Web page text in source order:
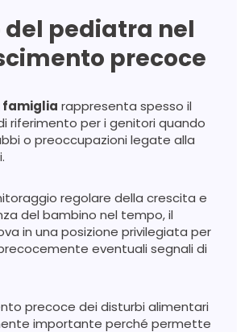
del pediatra nel
precoce
famiglia rappresenta spesso il
riferimento per i genitori quando
o preoccupazioni legate alla
regolare della crescita e
del bambino nel tempo, il
in una posizione privilegiata per
eventuali segnali di
precoce dei disturbi alimentari
importante perché permette